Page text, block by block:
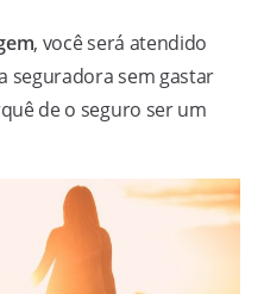
, você será atendido
seguradora sem gastar
de o seguro ser um